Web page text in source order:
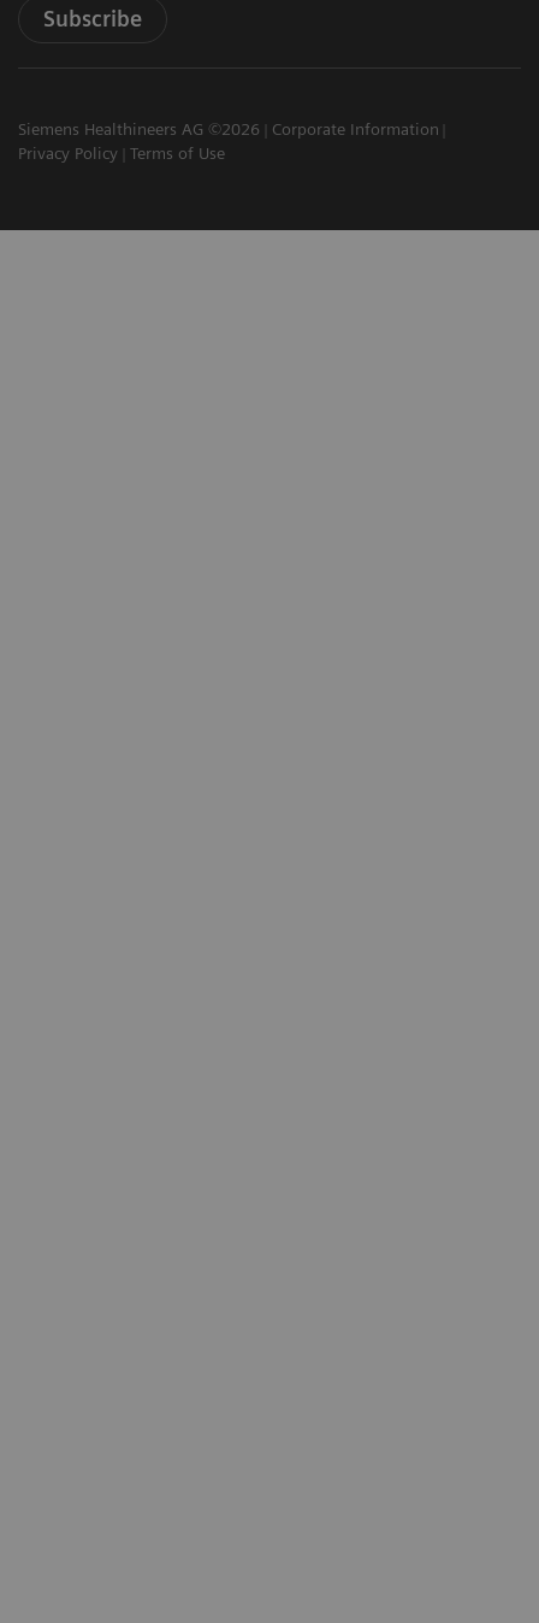
Subscribe
Siemens Healthineers AG ©2026
Corporate Information
Privacy Policy
Terms of Use